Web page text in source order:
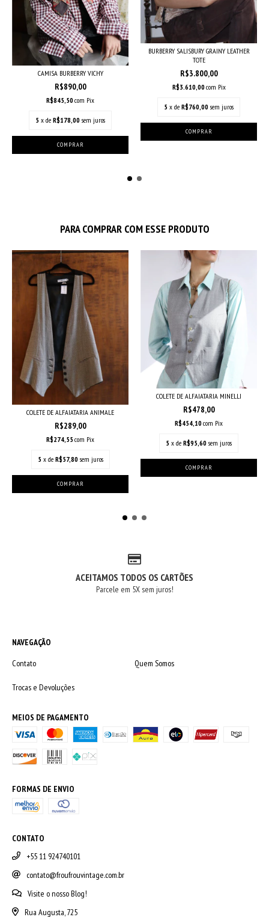
CAMISA BURBERRY VICHY
R$890,00
R$845,50com Pix
5 x de R$178,00 sem juros
BURBERRY SALISBURY GRAINY LEATHER
TOTE
R$3.800,00
R$3.610,00com Pix
5 x de R$760,00 sem juros
PARA COMPRAR COM ESSE PRODUTO
COLETE DE ALFAIATARIA ANIMALE
R$289,00
R$274,55com Pix
5 x de R$57,80 sem juros
COLETE DE ALFAIATARIA MINELLI
R$478,00
R$454,10com Pix
5 x de R$95,60 sem juros
ACEITAMOS TODOS OS CARTÕES
Parcele em 5X sem juros!
NAVEGAÇÃO
Contato
Quem Somos
Trocas e Devoluções
MEIOS DE PAGAMENTO
FORMAS DE ENVIO
CONTATO
+55 11 924740101
contato@froufrouvintage.com.br
Visite o nosso Blog!
Rua Augusta, 725